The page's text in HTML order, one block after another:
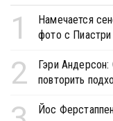
1
Намечается
фото с Пиастри
2
Гэри
повторить
Йос